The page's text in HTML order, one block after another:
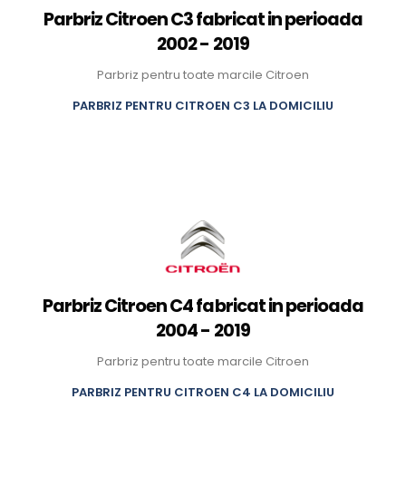
Parbriz Citroen C3 fabricat in perioada
2002 - 2019
Parbriz pentru toate marcile Citroen
PARBRIZ PENTRU CITROEN C3 LA DOMICILIU
Parbriz Citroen C4 fabricat in perioada
2004 - 2019
Parbriz pentru toate marcile Citroen
PARBRIZ PENTRU CITROEN C4 LA DOMICILIU